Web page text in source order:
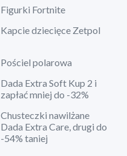
Figurki Fortnite
Kapcie dziecięce Zetpol
Pościel polarowa
Dada Extra Soft Kup 2 i
zapłać mniej do -32%
Chusteczki nawilżane
Dada Extra Care, drugi do
-54% taniej